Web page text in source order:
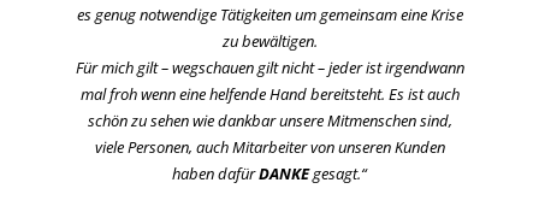
es genug notwendige Tätigkeiten um gemeinsam eine Krise
zu bewältigen.
Für mich gilt – wegschauen gilt nicht – jeder ist irgendwann
mal froh wenn eine helfende Hand bereitsteht. Es ist auch
schön zu sehen wie dankbar unsere Mitmenschen sind,
viele Personen, auch Mitarbeiter von unseren Kunden
haben dafürDANKEgesagt.“